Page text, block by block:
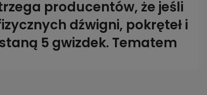
producentów, że jeśli
dźwigni, pokręteł i
5 gwizdek. Tematem